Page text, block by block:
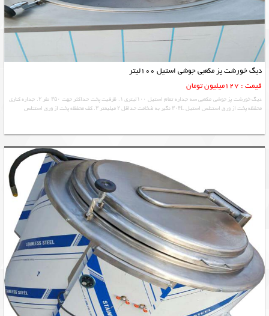
دیگ خورشت پز مکعبی جوشی استیل 100لیتر
قیمت : 127میلیون تومان
دیگ خورشت پز جوشی مکعبی سه جداره تمام استیل ۱۰۰لیتری ۱. ظرفیت پخت حداکثر جهت ۳۵۰ نفر ۲. جداره کناری
محفظه پخت از ورق استنلس استیل ۳۰۴L نگیر به ضخامت حداقل ۲ میلیمتر ۳. کف محفظه پخت از ورق استنلس